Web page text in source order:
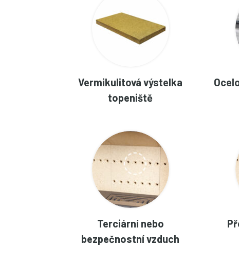
Vermikulitová výstelka
topeniště
Terciární nebo
bezpečnostní vzduch